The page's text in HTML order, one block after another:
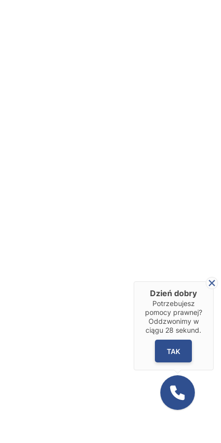
Dzień dobry
Potrzebujesz
pomocy prawnej?
Oddzwonimy w
ciągu 28 sekund.
TAK